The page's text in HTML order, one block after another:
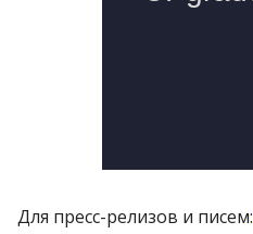
Для пресс-релизов и писем: